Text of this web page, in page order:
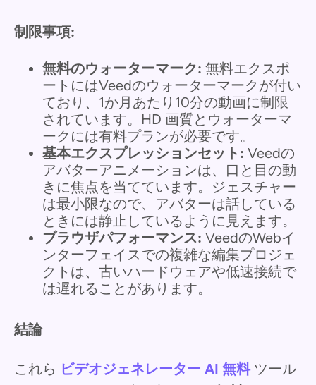
制限事項:
無料のウォーターマーク: 無料エクスポ
ートにはVeedのウォーターマークが付い
ており、1か月あたり10分の動画に制限
されています。HD 画質とウォーターマ
ークには有料プランが必要です。
基本エクスプレッションセット: Veedの
アバターアニメーションは、口と目の動
きに焦点を当てています。ジェスチャー
は最小限なので、アバターは話している
ときには静止しているように見えます。
ブラウザパフォーマンス: VeedのWebイ
ンターフェイスでの複雑な編集プロジェ
クトは、古いハードウェアや低速接続で
は遅れることがあります。
結論
これら ビデオジェネレーター AI 無料ツール